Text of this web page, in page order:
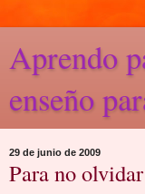
Aprendo
enseño
29 de junio de 2009
Para no